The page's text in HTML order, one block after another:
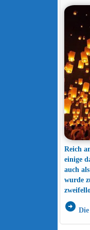
Reich
einige
auch
wurde
arrow_circle_right